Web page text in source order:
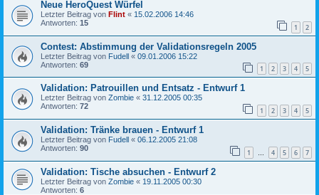
Neue HeroQuest Würfel
Letzter Beitrag von Flint « 15.02.2006 14:46
Antworten: 15 1 2
Contest: Abstimmung der Validationsregeln 2005
Letzter Beitrag von Fudell « 09.01.2006 15:22
Antworten: 69 1 2 3 4 5
Validation: Patrouillen und Entsatz - Entwurf 1
Letzter Beitrag von Zombie « 31.12.2005 00:35
Antworten: 72 1 2 3 4 5
Validation: Tränke brauen - Entwurf 1
Letzter Beitrag von Fudell « 06.12.2005 21:08
Antworten: 90 1 … 4 5 6 7
Validation: Tische absuchen - Entwurf 2
Letzter Beitrag von Zombie « 19.11.2005 00:30
Antworten: 6